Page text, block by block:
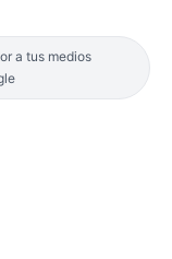
a tus medios